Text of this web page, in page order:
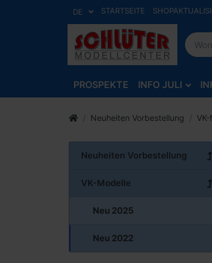
DE STARTSEITE
PROSPEKTE INFO JULI
Neuheiten Vorbestellung
Neuheiten Vorbestellung
VK-Modelle
Neu 2025
Neu 2022